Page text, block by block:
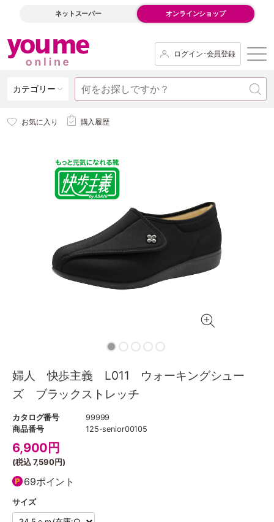
ネットスーパー オンラインショップ
ログイン･会員登録
カテゴリー
お気に入り 購入履歴
婦人 快歩主義 L011 ウォーキングシュー
ズ ブラックストレッチ
カタログ番号
99999
商品番号
125-senior00105
6,900 円
(税込7,590円)
69ポイント
サイズ